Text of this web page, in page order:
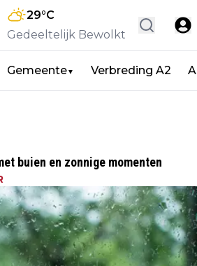
29°C
Gedeeltelijk Bewolkt
Gemeente▼ Verbreding A2
buien en zonnige momenten